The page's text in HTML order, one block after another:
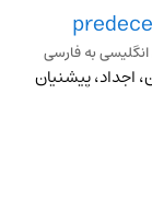
به فارسی
اجداد، پیشنیان